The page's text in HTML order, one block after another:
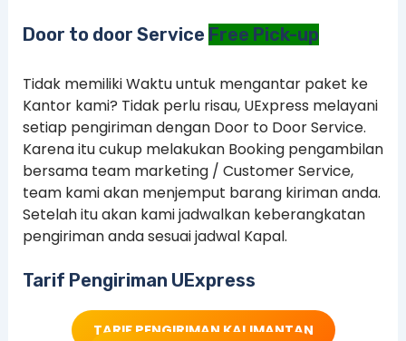
Door to door Service Free Pick-up
Tidak memiliki Waktu untuk mengantar paket ke
Kantor kami? Tidak perlu risau, UExpress melayani
setiap pengiriman dengan Door to Door Service.
Karena itu cukup melakukan Booking pengambilan
bersama team marketing / Customer Service,
team kami akan menjemput barang kiriman anda.
Setelah itu akan kami jadwalkan keberangkatan
pengiriman anda sesuai jadwal Kapal.
Tarif Pengiriman UExpress
TARIF PENGIRIMAN KALIMANTAN